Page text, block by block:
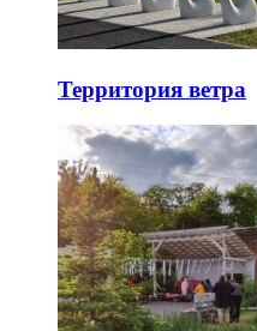
Территория ветра